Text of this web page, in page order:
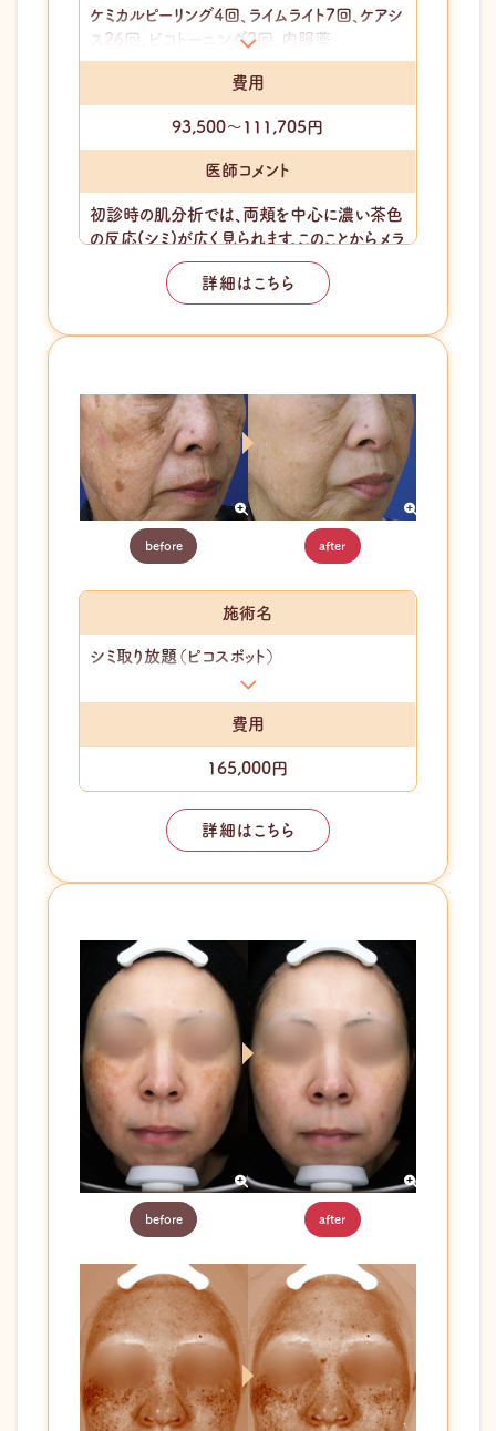
医師コメント
初診時の肌分析では、両頬を中心に濃い茶色
の反応(シミ)が広く見られます。このことからメラ
ニンが過剰に作られている肝斑の状態と判断
しました。刺激で悪化しやすいため、まずは肌を
後、負担の少ない光・レーザー治療を段階的に
ケミカルピーリング4回、ライムライト7回、ケアシ
ス26回、ピコトーニング2回、内服薬
費用
93,500〜111,705円
詳細はこちら
before after
施術名
シミ取り放題（ピコスポット）
費用
165,000円
詳細はこちら
before after